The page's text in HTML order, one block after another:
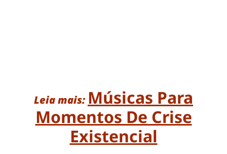
Leia mais: Músicas Para
Momentos De Crise
Existencial